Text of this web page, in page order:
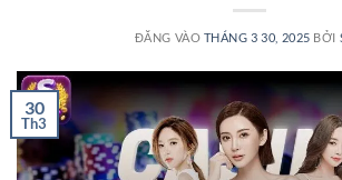
ĐĂNG VÀO THÁNG 3 30, 2025 BỞI
30
Th3